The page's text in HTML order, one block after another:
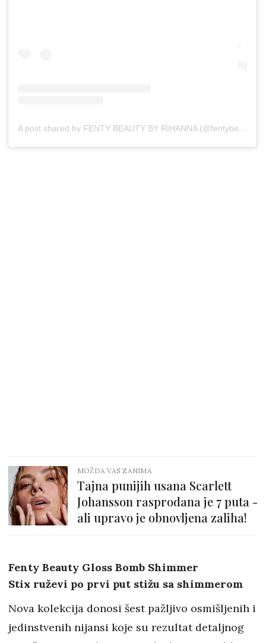
A post shared by FENTY BEAUTY BY RIHANNA (@fentybeauty)
MOŽDA VAS ZANIMA
Tajna punijih usana Scarlett
Johansson rasprodana je 7 puta -
ali upravo je obnovljena zaliha!
Fenty Beauty Gloss Bomb Shimmer
Stix ruževi po prvi put stižu sa shimmerom
Nova kolekcija donosi šest pažljivo osmišljenih i
jedinstvenih nijansi koje su rezultat detaljnog